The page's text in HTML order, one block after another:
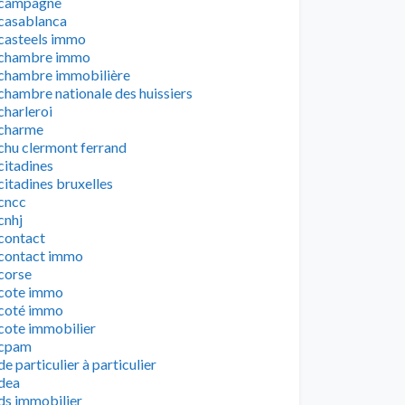
immo
immo
immobilière
nationale des huissiers
clermont ferrand
bruxelles
immo
immo
immo
immobilier
particulier à particulier
immobilier